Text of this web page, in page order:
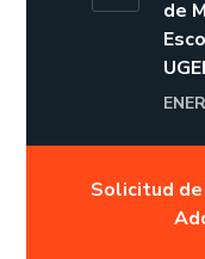
de
Solicitud